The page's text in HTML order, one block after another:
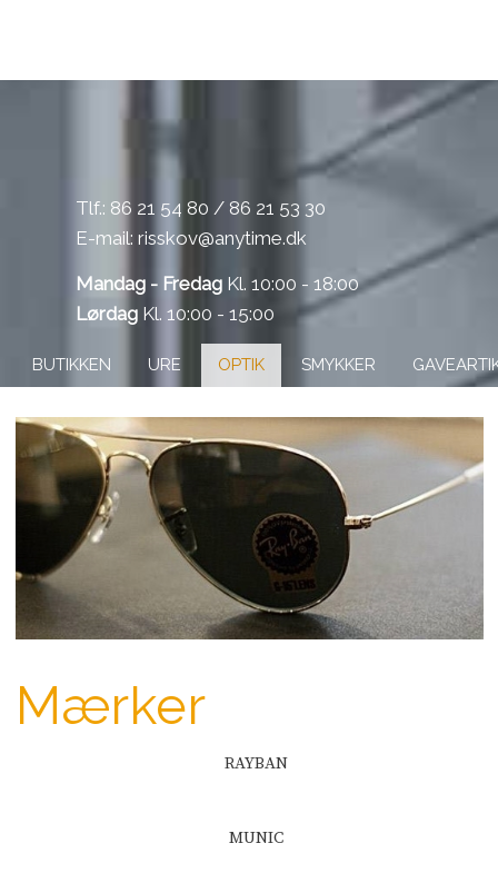
​Tlf.: 86 21 54 80 / 86 21 53 30
E-mail: ​ risskov@anytime.dk
Mandag - FredagKl. 10:00 - 18:00
LørdagKl. 10:00 - 15:00​
BUTIKKEN URE OPTIK SMYKKER
Mærker​
RAYBAN​
MUNIC​